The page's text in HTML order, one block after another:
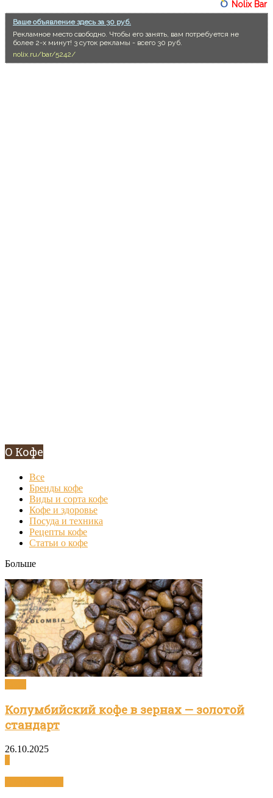
Nolix Bar
Ваше объявление здесь за 30 руб.
Рекламное место свободно. Чтобы его занять, вам потребуется не
более 2-х минут! 3 суток рекламы - всего 30 руб.
nolix.ru/bar/5242/
О Кофе
Все
Бренды кофе
Виды и сорта кофе
Кофе и здоровье
Посуда и техника
Рецепты кофе
Статьи о кофе
Больше
Колумбийский кофе в зернах — золотой
стандарт
26.10.2025